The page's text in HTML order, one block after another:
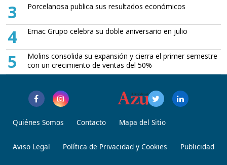
3 Porcelanosa publica sus resultados económicos
4 Emac Grupo celebra su doble aniversario en julio
5
Molins consolida su expansión y cierra el primer semestre
con un crecimiento de ventas del 50%
Quiénes Somos Contacto Mapa del Sitio
Aviso Legal Política de Privacidad y Cookies Publicidad